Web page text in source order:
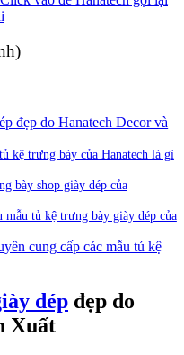
đẹp do Hanatech Decor và
kệ trưng bày của Hanatech là gì
bày shop giày dép của
tủ kệ trưng bày giày dép của
cung cấp các mẫu tủ kệ
dép đẹp do
Xuất